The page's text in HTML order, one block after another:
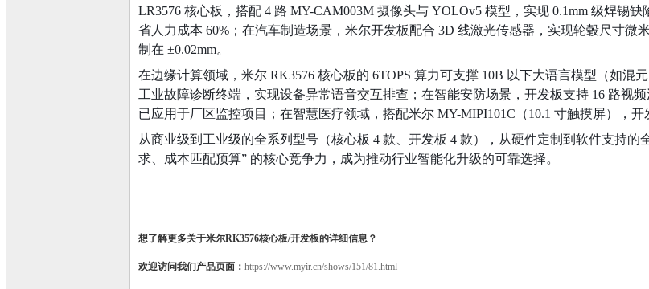
LR3576 核心板，搭配 4 路 MY-CAM003M 摄像头与 YOLOv5 模型，实现 0.1mm 级焊锡
省人力成本 60%；在汽车制造场景，米尔开发板配合 3D 线激光传感器，实现轮毂尺寸微
制在 ±0.02mm。
在边缘计算领域，米尔 RK3576 核心板的 6TOPS 算力可支撑 10B 以下大语言模型（如混
工业故障诊断终端，实现设备异常语音交互排查；在智能安防场景，开发板支持 16 路视
已应用于厂区监控项目；在智慧医疗领域，搭配米尔 MY-MIPI101C（10.1 寸触摸屏），
从商业级到工业级的全系列型号（核心板 4 款、开发板 4 款），从硬件定制到软件支持的
求、成本匹配预算” 的核心竞争力，成为推动行业智能化升级的可靠选择。
想了解更多关于米尔RK3576核心板/开发板的详细信息？
欢迎访问我们产品页面： https://www.myir.cn/shows/151/81.html